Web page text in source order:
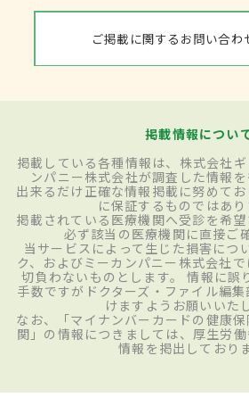
ご掲載に関するお問い合わ
掲載情報につい
掲載している各種情報は、株式会社
ンパニー株式会社が調査した情報を
出来るだけ正確な情報掲載に努めて
に保証するものではあり
掲載されている医療機関へ受診を希
必ず該当の医療機関に直接ご
当サービスによって生じた損害につ
ク、およびミーカンパニー株式会社
切負わないものとします。 情報に誤
手数ですがドクターズ・ファイル編
けますようお願いいた
なお、「マイナンバーカードの健康
関」の情報につきましては、厚生労働
情報を掲出しており